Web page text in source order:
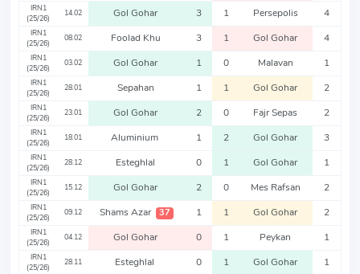
IRN1
(25/26)
14.02 Gol Gohar 3 1 Persepolis 4
IRN1
(25/26)
08.02 Foolad Khu 3 1 Gol Gohar 4
IRN1
(25/26)
03.02 Gol Gohar 1 0 Malavan 1
IRN1
(25/26)
28.01 Sepahan 1 1 Gol Gohar 2
IRN1
(25/26)
23.01 Gol Gohar 2 0 Fajr Sepas 2
IRN1
(25/26)
18.01 Aluminium 1 2 Gol Gohar 3
IRN1
(25/26)
28.12 Esteghlal 0 1 Gol Gohar 1
IRN1
(25/26)
15.12 Gol Gohar 2 0 Mes Rafsan 2
IRN1
(25/26)
09.12 Shams Azar 37 1 1 Gol Gohar 2
IRN1
(25/26)
04.12 Gol Gohar 0 1 Peykan 1
IRN1
(25/26)
28.11 Esteghlal 0 1 Gol Gohar 1